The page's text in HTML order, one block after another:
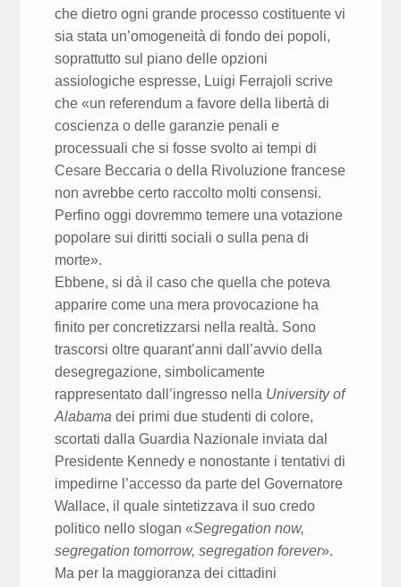
che dietro ogni grande processo costituente vi
sia stata un’omogeneità di fondo dei popoli,
soprattutto sul piano delle opzioni
assiologiche espresse, Luigi Ferrajoli scrive
che «un referendum a favore della libertà di
coscienza o delle garanzie penali e
processuali che si fosse svolto ai tempi di
Cesare Beccaria o della Rivoluzione francese
non avrebbe certo raccolto molti consensi.
Perfino oggi dovremmo temere una votazione
popolare sui diritti sociali o sulla pena di
morte».
Ebbene, si dà il caso che quella che poteva
apparire come una mera provocazione ha
finito per concretizzarsi nella realtà. Sono
trascorsi oltre quarant’anni dall’avvio della
desegregazione, simbolicamente
rappresentato dall’ingresso nella University of
Alabama dei primi due studenti di colore,
scortati dalla Guardia Nazionale inviata dal
Presidente Kennedy e nonostante i tentativi di
impedirne l’accesso da parte del Governatore
Wallace, il quale sintetizzava il suo credo
politico nello slogan «Segregation now,
segregation tomorrow, segregation forever».
Ma per la maggioranza dei cittadini